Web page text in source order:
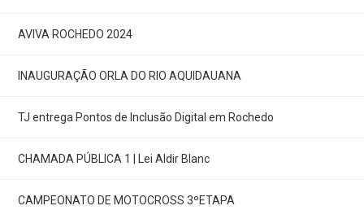
AVIVA ROCHEDO 2024
INAUGURAÇÃO ORLA DO RIO AQUIDAUANA
TJ entrega Pontos de Inclusão Digital em Rochedo
CHAMADA PÚBLICA 1 | Lei Aldir Blanc
CAMPEONATO DE MOTOCROSS 3ºETAPA